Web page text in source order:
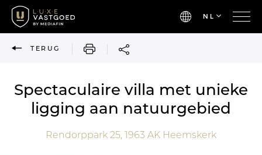
NL
TERUG AFDRUKKEN
Spectaculaire villa met unieke
ligging aan natuurgebied
Rendorppark 25, 1963 AK Heemskerk